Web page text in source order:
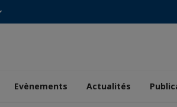
Evènements Actualités